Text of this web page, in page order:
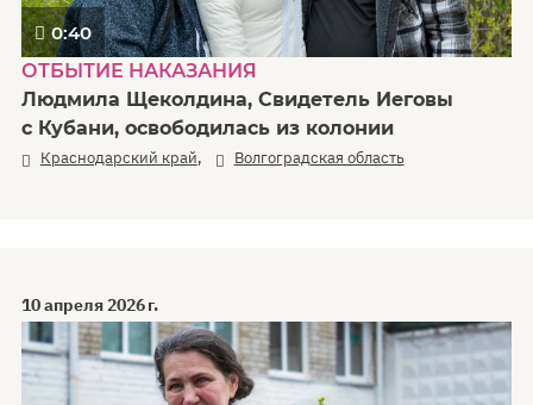
0:40
ОТБЫТИЕ НАКАЗАНИЯ
Людмила Щеколдина, Свидетель Иеговы
с Кубани, освободилась из колонии
Краснодарский край, Волгоградская область
10 апреля 2026 г.